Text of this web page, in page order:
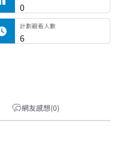
0
計劃觀看人數
6
網友感想(0)